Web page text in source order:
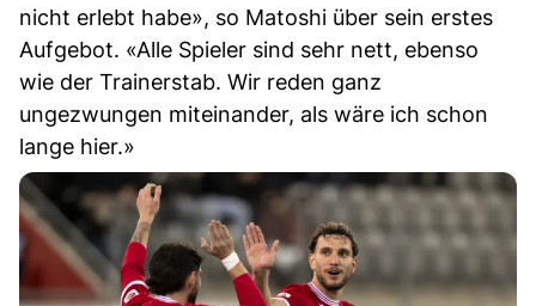
nicht erlebt habe», so Matoshi über sein erstes
Aufgebot. «Alle Spieler sind sehr nett, ebenso
wie der Trainerstab. Wir reden ganz
ungezwungen miteinander, als wäre ich schon
lange hier.»